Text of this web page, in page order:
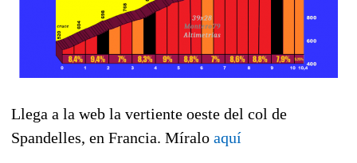
Llega a la web la vertiente oeste del col de
Spandelles, en Francia. Míralo aquí